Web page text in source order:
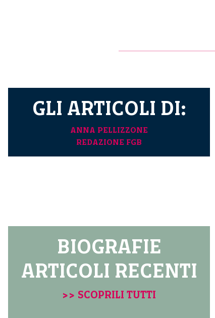
GLI ARTICOLI DI:
ANNA PELLIZZONE
REDAZIONE FGB
BIOGRAFIE
ARTICOLI RECENTI
>> SCOPRILI TUTTI